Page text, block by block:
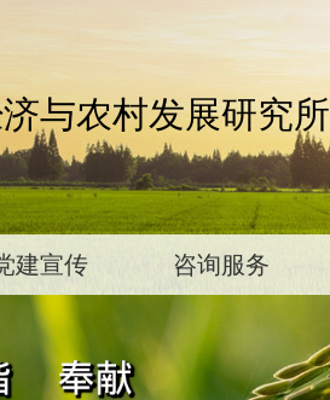
与农村发展研究所
建宣传 咨询服务